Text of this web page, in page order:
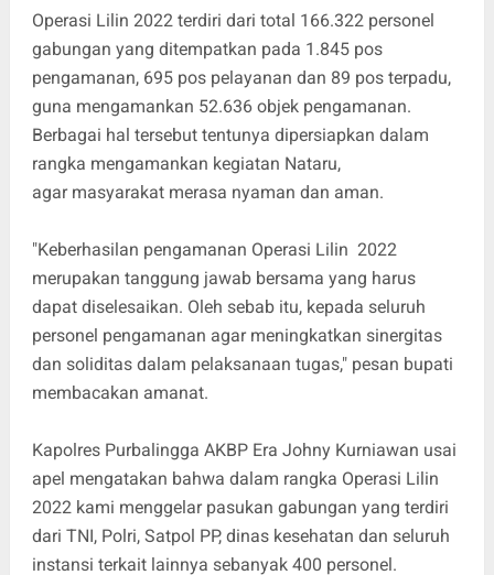
Operasi Lilin 2022 terdiri dari total 166.322 personel
gabungan yang ditempatkan pada 1.845 pos
pengamanan, 695 pos pelayanan dan 89 pos terpadu,
guna mengamankan 52.636 objek pengamanan.
Berbagai hal tersebut tentunya dipersiapkan dalam
rangka mengamankan kegiatan Nataru,
agar masyarakat merasa nyaman dan aman.
"Keberhasilan pengamanan Operasi Lilin 2022
merupakan tanggung jawab bersama yang harus
dapat diselesaikan. Oleh sebab itu, kepada seluruh
personel pengamanan agar meningkatkan sinergitas
dan soliditas dalam pelaksanaan tugas," pesan bupati
membacakan amanat.
Kapolres Purbalingga AKBP Era Johny Kurniawan usai
apel mengatakan bahwa dalam rangka Operasi Lilin
2022 kami menggelar pasukan gabungan yang terdiri
dari TNI, Polri, Satpol PP, dinas kesehatan dan seluruh
instansi terkait lainnya sebanyak 400 personel.